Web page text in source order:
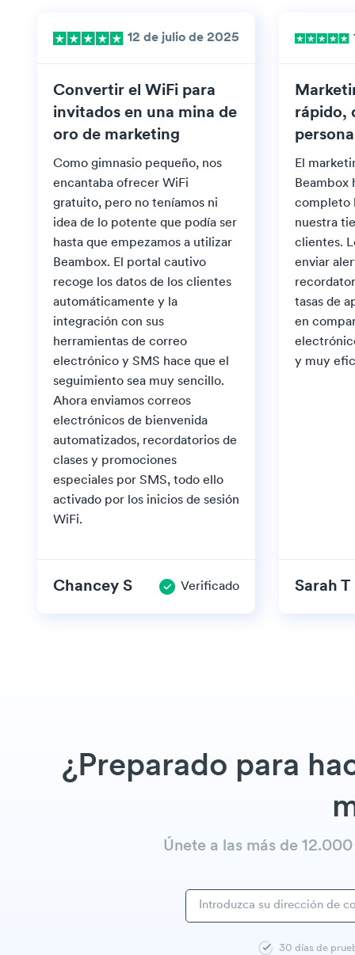
12 de julio de 2025
Convertir el WiFi para
invitados en una mina de
oro de marketing
Como gimnasio pequeño, nos
encantaba ofrecer WiFi
gratuito, pero no teníamos ni
idea de lo potente que podía ser
hasta que empezamos a utilizar
Beambox. El portal cautivo
recoge los datos de los clientes
automáticamente y la
integración con sus
herramientas de correo
electrónico y SMS hace que el
seguimiento sea muy sencillo.
Ahora enviamos correos
electrónicos de bienvenida
automatizados, recordatorios de
clases y promociones
especiales por SMS, todo ello
activado por los inicios de sesión
WiFi.
Chancey S Verificado
rápido,
El
Beambox
completo
nuestra
clientes.
enviar
tasas de
en
y muy
Sarah T
¿Preparado para
Únete a las más de
30 días de